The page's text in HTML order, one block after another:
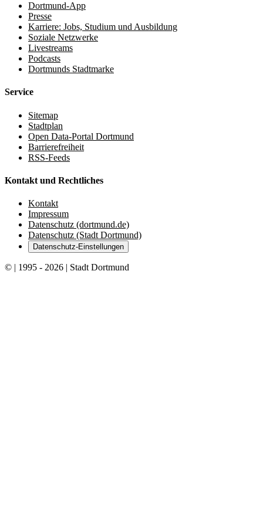
Dortmund-App
Presse
Karriere: Jobs, Studium und Ausbildung
Soziale Netzwerke
Livestreams
Podcasts
Dortmunds Stadtmarke
Service
Sitemap
Stadtplan
Open Data-Portal Dortmund
Barrierefreiheit
RSS-Feeds
Kontakt und Rechtliches
Kontakt
Impressum
Datenschutz (dortmund.de)
Datenschutz (Stadt Dortmund)
Datenschutz-Einstellungen
© | 1995 - 2026 | Stadt Dortmund